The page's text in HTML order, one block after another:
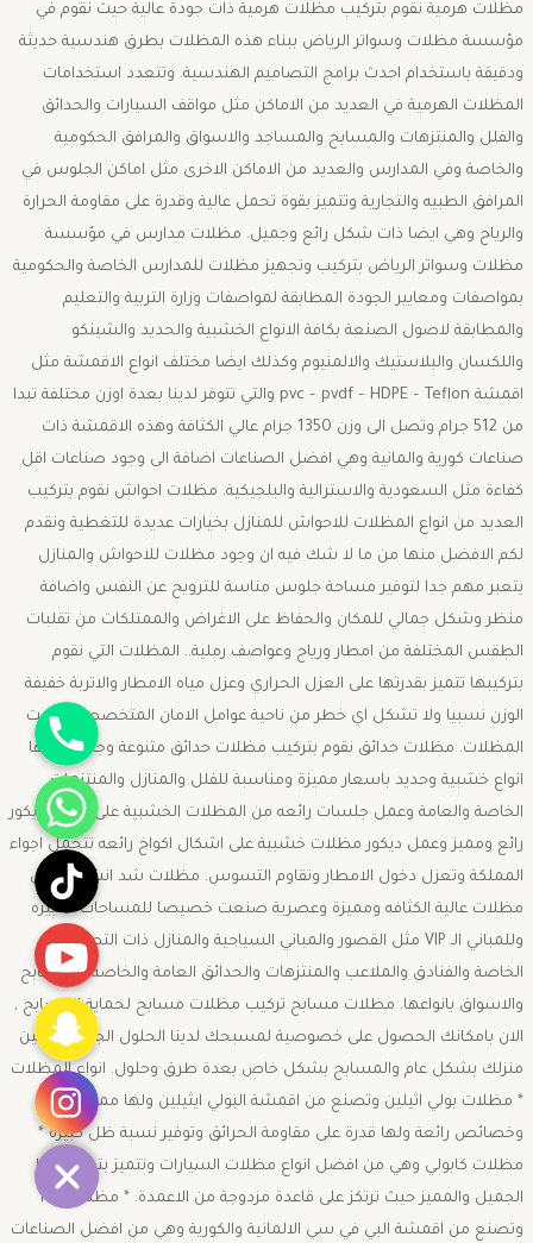
مظلات هرمية نقوم بتركيب مظلات هرمية ذات جودة عالية حيث نقوم في
مؤسسة مظلات وسواتر الرياض ببناء هذه المظلات بطرق هندسية حديثة
ودقيقة باستخدام احدث برامج التصاميم الهندسية. وتتعدد استخدامات
المظلات الهرمية في العديد من الاماكن مثل مواقف السيارات والحدائق
والفلل والمنتزهات والمسابح والمساجد والاسواق والمرافق الحكومية
والخاصة وفي المدارس والعديد من الاماكن الاخرى مثل اماكن الجلوس في
المرافق الطبيه والتجارية وتتميز بقوة تحمل عالية وقدرة على مقاومة الحرارة
والرياح وهي ايضا ذات شكل رائع وجميل. مظلات مدارس في مؤسسة
مظلات وسواتر الرياض بتركيب وتجهيز مظلات للمدارس الخاصة والحكومية
بمواصفات ومعايير الجودة المطابقة لمواصفات وزارة التربية والتعليم
والمطابقة لاصول الصنعة بكافة الانواع الخشبية والحديد والشينكو
واللكسان والبلاستيك والالمنيوم وكذلك ايضا مختلف انواع الاقمشة مثل
اقمشة pvc – pvdf – HDPE – Teflon والتي تتوفر لدينا بعدة اوزن مختلفة تبدا
من 512 جرام وتصل الى وزن 1350 جرام عالي الكثافة وهذه الاقمشة ذات
صناعات كورية والمانية وهي افضل الصناعات اضافة الى وجود صناعات اقل
كفاءة مثل السعودية والاسترالية والبلجيكية. مظلات احواش نقوم بتركيب
العديد من انواع المظلات للاحواش للمنازل بخيارات عديدة للتغطية ونقدم
لكم الافضل منها من ما لا شك فيه ان وجود مظلات للاحواش والمنازل
يتعبر مهم جدا لتوفير مساحة جلوس مناسة للترويح عن النفس واضافة
منظر وشكل جمالي للمكان والحفاظ على الاغراض والممتلكات من تقلبات
الطقس المختلفة من امطار ورياح وعواصف رملية.. المظلات التي نقوم
بتركيبها تتميز بقدرتها على العزل الحراري وعزل مياه الامطار والاتربة خفيفة
الوزن نسبيا ولا تشكل اي خطر من ناحية عوامل الامان المتخصصة بتثبيت
المظلات. مظلات حدائق نقوم بتركيب مظلات حدائق متنوعة وجميلة منها
انواع خشبية وحديد باسعار مميزة ومناسبة للفلل والمنازل والمنتزهات
الخاصة والعامة وعمل جلسات رائعه من المظلات الخشبية على شكل ديكور
رائع ومميز وعمل ديكور مظلات خشبية على اشكال اكواخ رائعه تتحمل اجواء
المملكة وتعزل دخول الامطار وتقاوم التسوس. مظلات شد انشائي وهي
مظلات عالية الكثافه ومميزة وعصرية صنعت خصيصا للمساحات الكبيره
وللمباني الـ VIP مثل القصور والمباني السياحية والمنازل ذات التصاميم
الخاصة والفنادق والملاعب والمنتزهات والحدائق العامة والخاصة والمسابح
والاسواق بانواعها. مظلات مسابح تركيب مظلات مسابح لحماية المسابح ,
الان بامكانك الحصول على خصوصية لمسبحك لدينا الحلول الجذرية لتأمين
منزلك بشكل عام والمسابح بشكل خاص بعدة طرق وحلول. انواع المظلات
* مظلات بولي اثيلين وتصنع من اقمشة البولي ايثيلين ولها مميزات
وخصائص رائعة ولها قدرة على مقاومة الحرائق وتوفير نسبة ظل كبيرة *
مظلات كابولي وهي من افضل انواع مظلات السيارات وتتميز بتصميمها
الجميل والمميز حيث ترتكز على قاعدة مزدوجة من الاعمدة. * مظلاتPVC
وتصنع من اقمشة البي في سي الالمانية والكورية وهي من افضل الصناعات
جوال
واتساب
تيك توك
يوتيوب
سناب شات
انستقرام